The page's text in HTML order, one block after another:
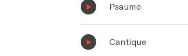
Psaume
Cantique